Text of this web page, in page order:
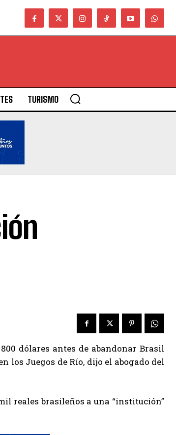
TURISMO
dólares antes de abandonar Brasil
los Juegos de Río, dijo el abogado del
reales brasileños a una “institución”